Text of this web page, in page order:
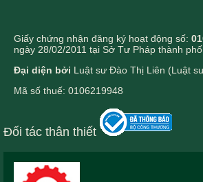
Giấy chứng nhận đăng ký hoạt động số:
ngày 28/02/2011 tại Sở Tư Pháp thành
Đại diện bởi Luật sư Đào Thị Liên (Luật
Mã số thuế: 0106219948
Đối tác thân thiết